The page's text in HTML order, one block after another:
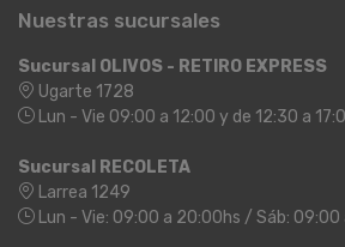
Nuestras sucursales
Sucursal OLIVOS - RETIRO EXPRESS
Ugarte 1728
Lun - Vie 09:00 a 12:00 y de 12:30 a
Sucursal RECOLETA
Larrea 1249
Lun - Vie: 09:00 a 20:00hs / Sáb: 09:00